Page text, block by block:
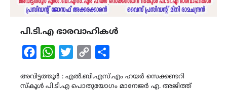
പി.ടി.എ ഭാരവാഹികൾ
FacebookWhatsAppTwitterCopy
അവിട്ടത്തൂർ : എൽ.ബി.എസ്.എം ഹയർ സെക്കണ്ടറി
സ്കൂൾ പി.ടി.എ പൊതുയോഗം മാനേജർ എ. അജിത്ത്